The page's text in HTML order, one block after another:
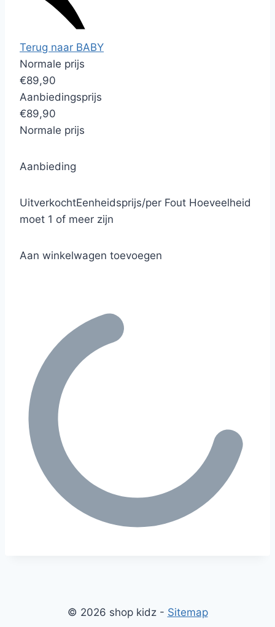
Terug naar BABY
Normale prijs
€89,90
Aanbiedingsprijs
€89,90
Normale prijs
Aanbieding
UitverkochtEenheidsprijs/per Fout Hoeveelheid
moet 1 of meer zijn
Aan winkelwagen toevoegen
© 2026 shop kidz - Sitemap